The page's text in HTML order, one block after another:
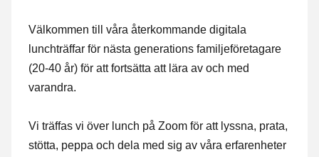
Välkommen till våra återkommande digitala
lunchträffar för nästa generations familjeföretagare
(20-40 år) för att fortsätta att lära av och med
varandra.
Vi träffas vi över lunch på Zoom för att lyssna, prata,
stötta, peppa och dela med sig av våra erfarenheter